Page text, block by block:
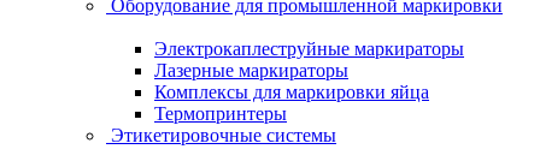
Оборудование для промышленной маркировки
Электрокаплеструйные маркираторы
Лазерные маркираторы
Комплексы для маркировки яйца
Термопринтеры
Этикетировочные системы